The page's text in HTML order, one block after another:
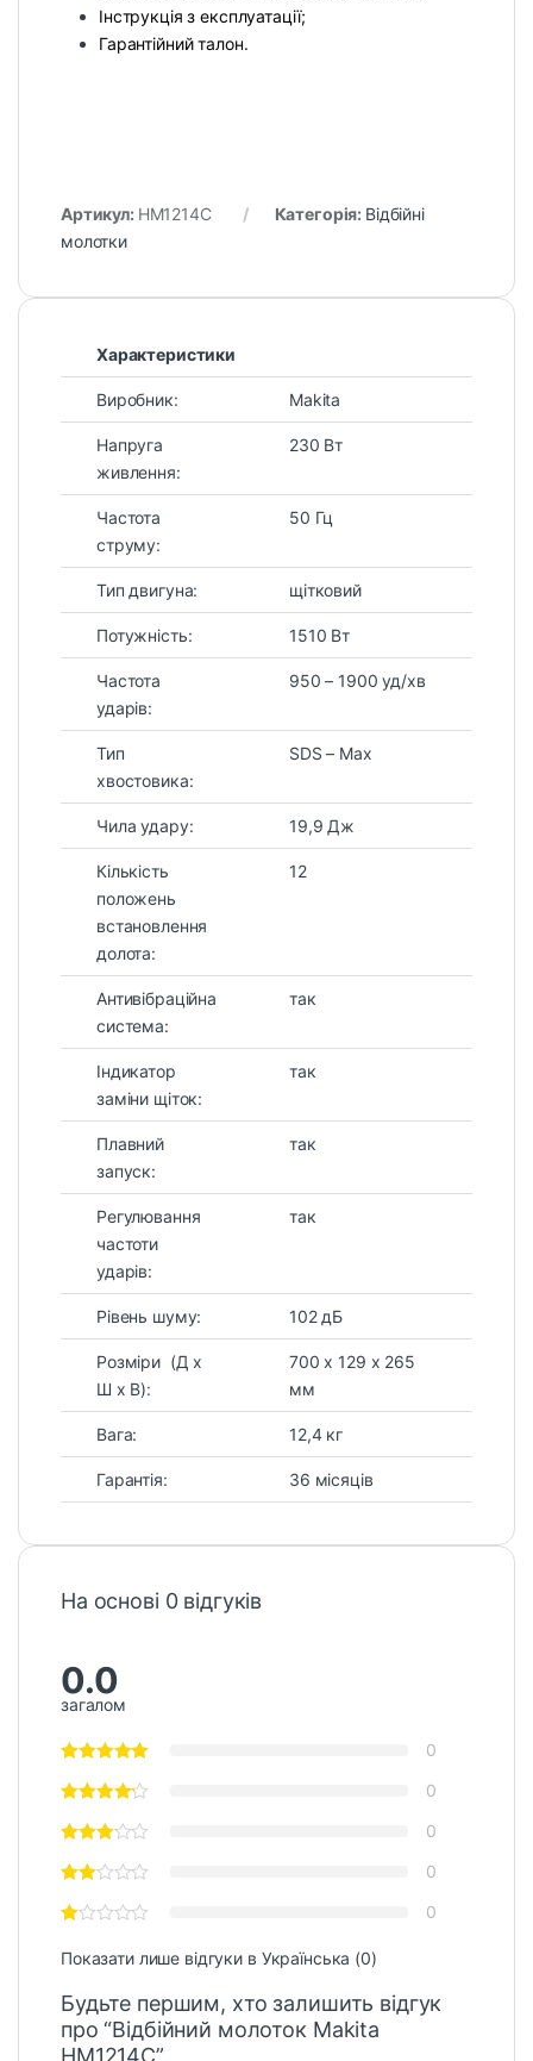
Інструкція з експлуатації;
Гарантійний талон.
Артикул: HM1214C Категорія: Відбійні
молотки
Характеристики
Виробник: Makita
Напруга
живлення:
230 Вт
Частота
струму:
50 Гц
Тип двигуна: щітковий
Потужність: 1510 Вт
Частота
ударів:
950 – 1900 уд/хв
Тип
хвостовика:
SDS – Max
Чила удару: 19,9 Дж
Кількість
положень
встановлення
долота:
12
Антивібраційна
система:
так
Індикатор
заміни щіток:
так
Плавний
запуск:
так
Регулювання
частоти
ударів:
так
Рівень шуму: 102 дБ
Розміри (Д х
Ш х В):
700 x 129 x 265
мм
Вага: 12,4 кг
Гарантія: 36 місяців
На основі 0 відгуків
0.0
загалом
0
0
0
0
0
Показати лише відгуки в Українська (0)
Будьте першим, хто залишить відгук
про “Відбійний молоток Makita
HM1214C”